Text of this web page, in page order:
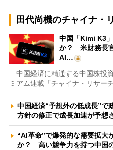
田代尚機のチャイナ・
中国「Kimi K3
か？ 米財務長
AI…
中国経済に精通する中国株投
ミアム連載「チャイナ・リサー
中国経済“予想外の低成長”
方針の修正で成長加速が予想
“AI革命”で爆発的な需要拡大
か？ 高い競争力を持つ中国